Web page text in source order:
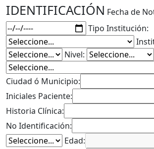
IDENTIFICACIÓN Fecha de
Tipo Institución:
Nivel:
Ciudad ó Municipio:
Iniciales Paciente:
Historia Clínica:
No Identificación:
Edad: